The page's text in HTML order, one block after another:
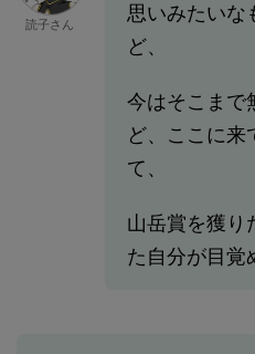
読子さん
思いみたいな
ど、
今はそこまで
ど、ここに来
て、
山岳賞を獲り
た自分が目覚